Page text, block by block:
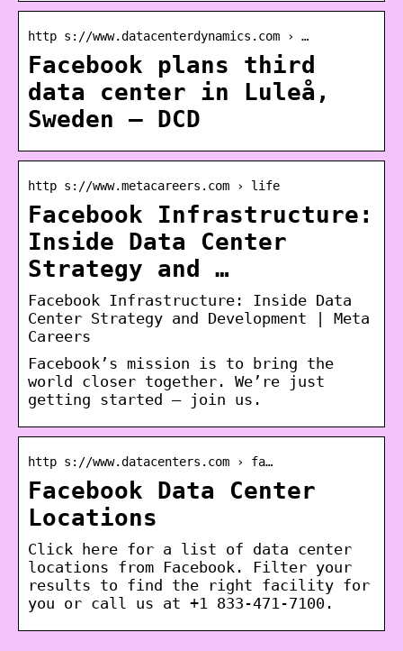
http s://www.datacenterdynamics.com › …
Facebook plans third
data center in Luleå,
Sweden – DCD
http s://www.metacareers.com › life
Facebook Infrastructure:
Inside Data Center
Strategy and …
Facebook Infrastructure: Inside Data
Center Strategy and Development | Meta
Careers
Facebook’s mission is to bring the
world closer together. We’re just
getting started – join us.
http s://www.datacenters.com › fa…
Facebook Data Center
Locations
Click here for a list of data center
locations from Facebook. Filter your
results to find the right facility for
you or call us at +1 833-471-7100.